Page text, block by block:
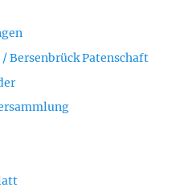
Bersenbrück Patenschaft